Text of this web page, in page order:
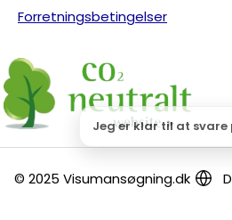
Forretningsbetingelser
© 2025 Visumansøgning.dk